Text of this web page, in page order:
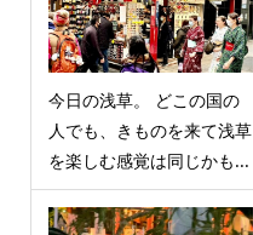
今日の浅草。 どこの国の
人でも、きものを来て浅草
を楽しむ感覚は同じかも...